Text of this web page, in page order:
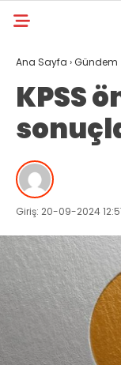
Ana Sayfa ›Gündem
KPSS
Giriş: 20-09-2024